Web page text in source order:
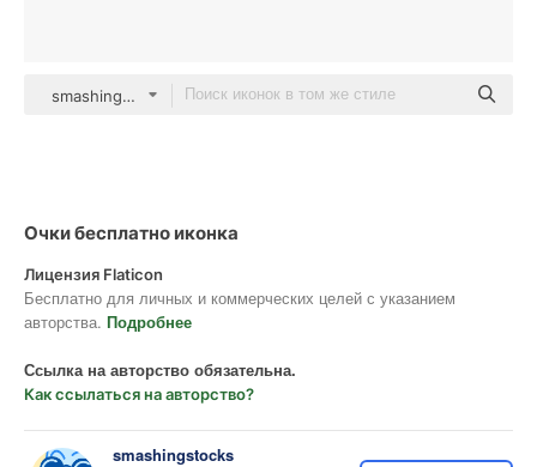
smashingstocks Isometric
Очки бесплатно иконка
Лицензия Flaticon
Бесплатно для личных и коммерческих целей с указанием
авторства. Подробнее
Ссылка на авторство обязательна.
Как ссылаться на авторство?
smashingstocks